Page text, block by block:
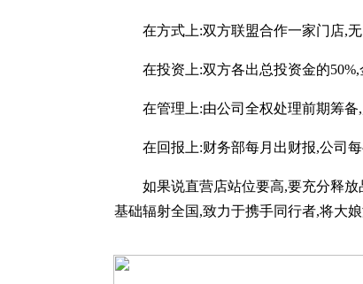
在方式上:双方联盟合作一家门店,无
在投资上:双方各出总投资金的50%,
在管理上:由公司全权处理前期筹备,
在回报上:财务部每月出财报,公司每
如果说直营店站位要高,要充分释放
基础辐射全国,致力于携手同行者,将大